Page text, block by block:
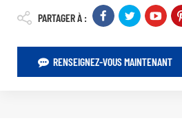
PARTAGER À :
RENSEIGNEZ-VOUS MAINTENANT